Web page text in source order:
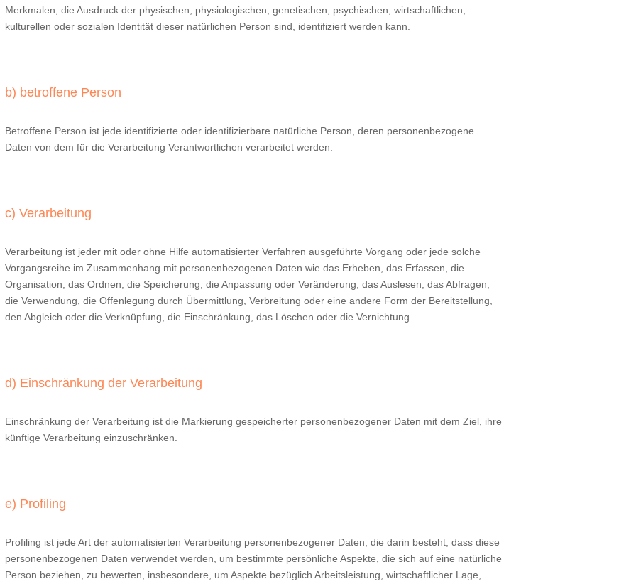
Merkmalen, die Ausdruck der physischen, physiologischen, genetischen, psychischen, wirtschaftlichen,
kulturellen oder sozialen Identität dieser natürlichen Person sind, identifiziert werden kann.
b) betroffene Person
Betroffene Person ist jede identifizierte oder identifizierbare natürliche Person, deren personenbezogene
Daten von dem für die Verarbeitung Verantwortlichen verarbeitet werden.
c) Verarbeitung
Verarbeitung ist jeder mit oder ohne Hilfe automatisierter Verfahren ausgeführte Vorgang oder jede solche
Vorgangsreihe im Zusammenhang mit personenbezogenen Daten wie das Erheben, das Erfassen, die
Organisation, das Ordnen, die Speicherung, die Anpassung oder Veränderung, das Auslesen, das Abfragen,
die Verwendung, die Offenlegung durch Übermittlung, Verbreitung oder eine andere Form der Bereitstellung,
den Abgleich oder die Verknüpfung, die Einschränkung, das Löschen oder die Vernichtung.
d) Einschränkung der Verarbeitung
Einschränkung der Verarbeitung ist die Markierung gespeicherter personenbezogener Daten mit dem Ziel, ihre
künftige Verarbeitung einzuschränken.
e) Profiling
Profiling ist jede Art der automatisierten Verarbeitung personenbezogener Daten, die darin besteht, dass diese
personenbezogenen Daten verwendet werden, um bestimmte persönliche Aspekte, die sich auf eine natürliche
Person beziehen, zu bewerten, insbesondere, um Aspekte bezüglich Arbeitsleistung, wirtschaftlicher Lage,